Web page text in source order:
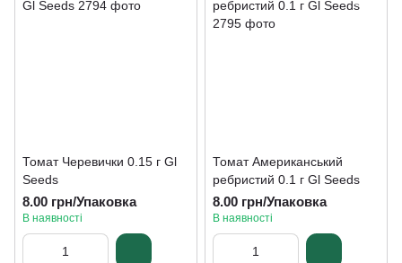
Томат Черевички 0.15 г Gl
Seeds
8.00 грн/Упаковка
В наявності
Томат Американський
ребристий 0.1 г Gl Seeds
8.00 грн/Упаковка
В наявності